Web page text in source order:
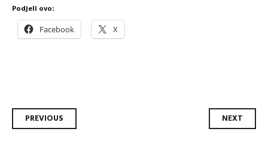
Podjeli ovo:
Facebook X
Post
PREVIOUS NEXT